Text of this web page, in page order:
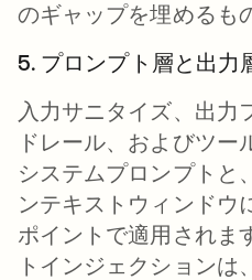
のギャップを埋めるも
5. プロンプト層と出力
入力サニタイズ、出力
ドレール、およびツー
システムプロンプトと
ンテキストウィンドウ
ポイントで適用されま
トインジェクションは